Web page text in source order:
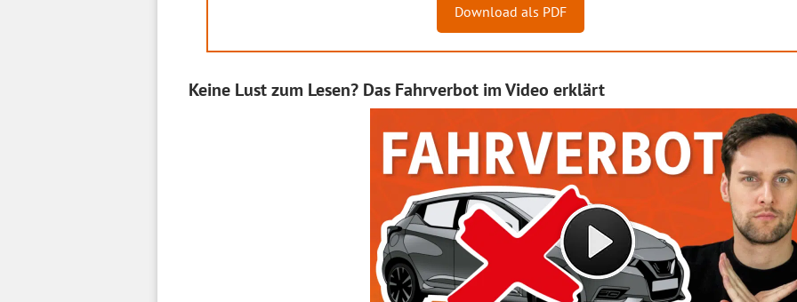
Download als PDF
Keine Lust zum Lesen? Das Fahrverbot im Video erklärt